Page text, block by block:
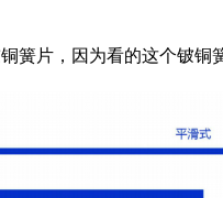
，因为看的这个铍铜